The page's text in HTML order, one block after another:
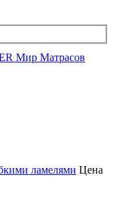
Мир Матрасов
ламелями Цена